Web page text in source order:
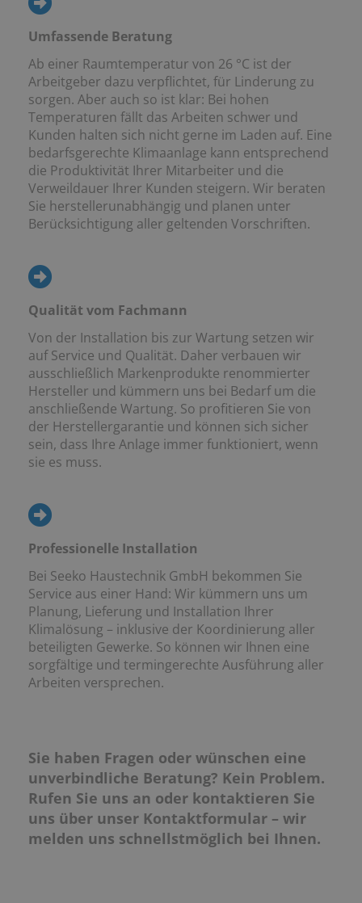
Umfassende Beratung
Ab einer Raumtemperatur von 26 °C ist der
Arbeitgeber dazu verpflichtet, für Linderung zu
sorgen. Aber auch so ist klar: Bei hohen
Temperaturen fällt das Arbeiten schwer und
Kunden halten sich nicht gerne im Laden auf. Eine
bedarfsgerechte Klimaanlage kann entsprechend
die Produktivität Ihrer Mitarbeiter und die
Verweildauer Ihrer Kunden steigern. Wir beraten
Sie herstellerunabhängig und planen unter
Berücksichtigung aller geltenden Vorschriften.
Qualität vom Fachmann
Von der Installation bis zur Wartung setzen wir
auf Service und Qualität. Daher verbauen wir
ausschließlich Markenprodukte renommierter
Hersteller und kümmern uns bei Bedarf um die
anschließende Wartung. So profitieren Sie von
der Herstellergarantie und können sich sicher
sein, dass Ihre Anlage immer funktioniert, wenn
sie es muss.
Professionelle Installation
Bei Seeko Haustechnik GmbH bekommen Sie
Service aus einer Hand: Wir kümmern uns um
Planung, Lieferung und Installation Ihrer
Klimalösung – inklusive der Koordinierung aller
beteiligten Gewerke. So können wir Ihnen eine
sorgfältige und termingerechte Ausführung aller
Arbeiten versprechen.
Sie haben Fragen oder wünschen eine
unverbindliche Beratung? Kein Problem.
Rufen Sie uns an oder kontaktieren Sie
uns über unser Kontaktformular – wir
melden uns schnellstmöglich bei Ihnen.